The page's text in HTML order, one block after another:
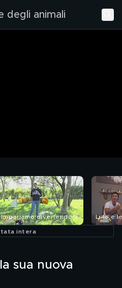
degli animali
Impariamo divertendoci Lino e
intera
sua nuova